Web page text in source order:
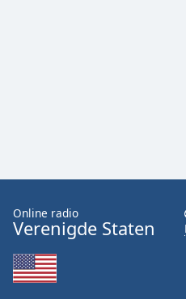
Online radio
Verenigde Staten